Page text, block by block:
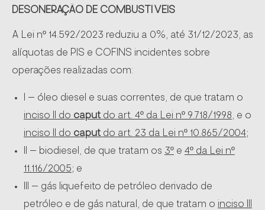
DESONERAÇÃO DE COMBUSTÍVEIS
A Lei nº 14.592/2023 reduziu a 0%, até 31/12/2023, as
alíquotas de PIS e COFINS incidentes sobre
operações realizadas com:
I – óleo diesel e suas correntes, de que tratam o
inciso II do caputdo art. 4º da Lei nº 9.718/1998, e o
inciso II do caputdo art. 23 da Lei nº 10.865/2004;
II – biodiesel, de que tratam os 3º e 4º da Lei nº
11.116/2005; e
III – gás liquefeito de petróleo derivado de
petróleo e de gás natural, de que tratam o inciso III